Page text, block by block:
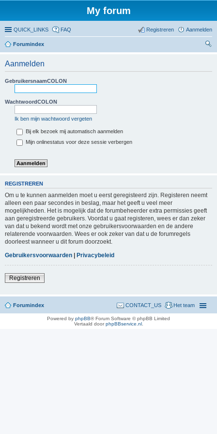
My forum
QUICK_LINKS FAQ Aanmelden
Registreren
Forumindex
Aanmelden
GebruikersnaamCOLON
WachtwoordCOLON
Ik ben mijn wachtwoord vergeten
Bij elk bezoek mij automatisch aanmelden
Mijn onlinestatus voor deze sessie verbergen
REGISTREREN
Om u te kunnen aanmelden moet u eerst geregisteerd zijn. Registeren neemt
alleen een paar secondes in beslag, maar het geeft u veel meer
mogelijkheden. Het is mogelijk dat de forumbeheerder extra permissies geeft
aan geregistreerde gebruikers. Voordat u gaat registeren, wees er dan zeker
van dat u bekend wordt met onze gebruikersvoorwaarden en de andere
relaterende voorwaarden. Wees er ook zeker van dat u de forumregels
doorleest wanneer u dit forum doorzoekt.
Gebruikersvoorwaarden | Privacybeleid
Registreren
Forumindex Het team
CONTACT_US
Powered by phpBB® Forum Software © phpBB Limited
Vertaald doorphpBBservice.nl.